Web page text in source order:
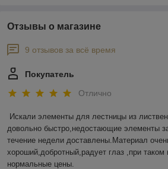
Отзывы о магазине
9 отзывов за всё время
Покупатель
Отлично
Искали элементы для лестницы из
довольно быстро,недостающие элементы
течение недели доставлены.Материал
хороший,добротный,радует глаз ,при таком
нормальные цены.